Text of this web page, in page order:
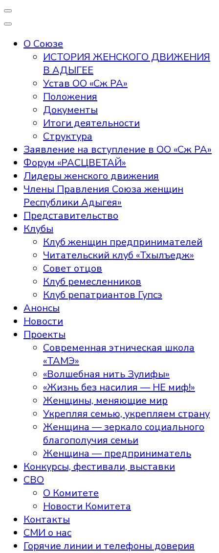
О Союзе
ИСТОРИЯ ЖЕНСКОГО ДВИЖЕНИЯ
В АДЫГЕЕ
Устав ОО «Сж РА»
Положения
Документы
Итоги деятельности
Структура
Заявление на вступление в ОО «Сж РА»
Форум «РАСЦВЕТАЙ»
Лидеры женского движения
Члены Правления Союза женщин
Республики Адыгея»
Представительство
Клубы
Клуб женщин предпринимателей
Читательский клуб «Тхылъедж»
Совет отцов
Клуб ремесленников
Клуб репатриантов Гупсэ
Анонсы
Новости
Проекты
Современная этническая школа
«ТАМЭ»
«Волшебная нить Зулифы»
«Жизнь без насилия — НЕ миф!»
Женщины, меняющие мир
Укрепляя семью, укрепляем страну
Женщина — зеркало социального
благополучия семьи
Женщина — предприниматель
Конкурсы, фестивали, выставки
СВО
О Комитете
Новости Комитета
Контакты
СМИ о нас
Горячие линии и телефоны доверия